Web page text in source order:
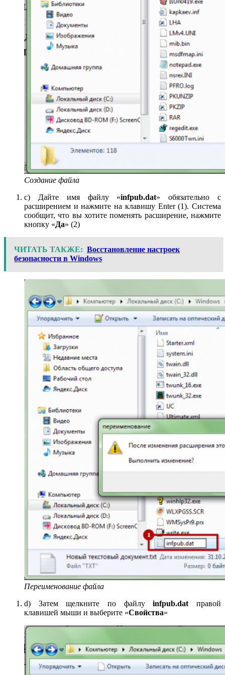
Создание файла
c) Дайте имя файлу «infpub.dat» обязательно с
расширением и нажмите на клавишу Enter (1). Система
сообщит, что вы хотите поменять расширение, нажмите
кнопку «Да» (2)
ЧИТАТЬ ТАКЖЕ: Восстановление настроек
безопасности в Windows
Переименование файла
d) Затем щелкните по файлуinfpub.dat правой
клавишей мыши и выберите «Свойства»